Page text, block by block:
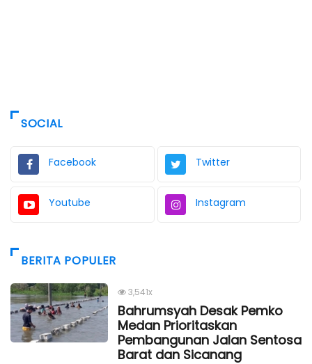
SOCIAL
Facebook Twitter
Youtube Instagram
BERITA POPULER
3,541x
Bahrumsyah Desak Pemko
Medan Prioritaskan
Pembangunan Jalan Sentosa
Barat dan Sicanang